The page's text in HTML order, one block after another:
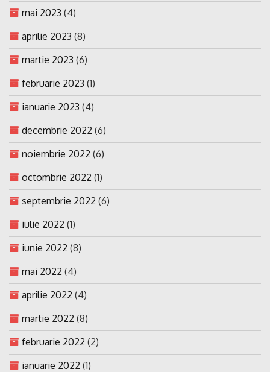
mai 2023 (4)
aprilie 2023 (8)
martie 2023 (6)
februarie 2023 (1)
ianuarie 2023 (4)
decembrie 2022 (6)
noiembrie 2022 (6)
octombrie 2022 (1)
septembrie 2022 (6)
iulie 2022 (1)
iunie 2022 (8)
mai 2022 (4)
aprilie 2022 (4)
martie 2022 (8)
februarie 2022 (2)
ianuarie 2022 (1)